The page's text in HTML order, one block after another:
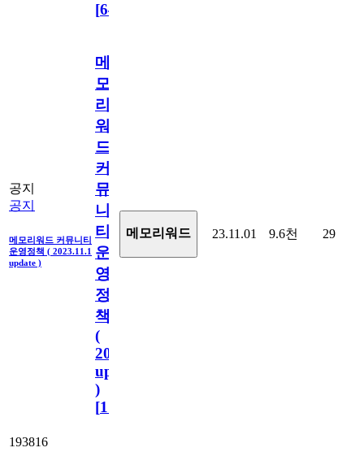
[64
공지
공지
메모리워드 커뮤니티
운영정책 ( 2023.11.1
update )
메
모
리
워
드
커
뮤
니
티
운
영
정
책
(
2023.11.1
update
)
[110
메모리워드 23.11.01 9.6천 29
193816